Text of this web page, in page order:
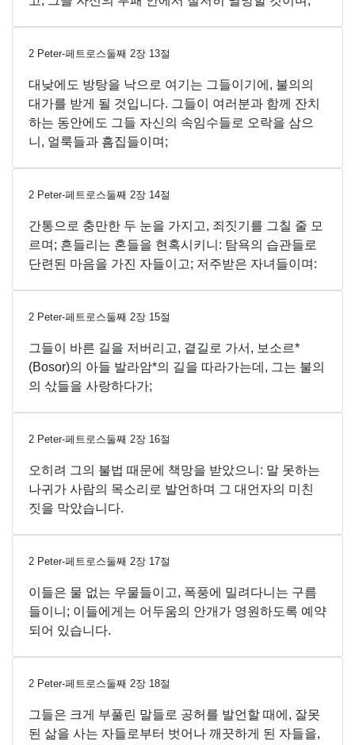
2 Peter-페트로스둘째 2장 13절
대낮에도 방탕을 낙으로 여기는 그들이기에, 불의의
대가를 받게 될 것입니다. 그들이 여러분과 함께 잔치
하는 동안에도 그들 자신의 속임수들로 오락을 삼으
니, 얼룩들과 흠집들이며;
2 Peter-페트로스둘째 2장 14절
간통으로 충만한 두 눈을 가지고, 죄짓기를 그칠 줄 모
르며; 흔들리는 혼들을 현혹시키니: 탐욕의 습관들로
단련된 마음을 가진 자들이고; 저주받은 자녀들이며:
2 Peter-페트로스둘째 2장 15절
그들이 바른 길을 저버리고, 곁길로 가서, 보소르*
(Bosor)의 아들 발라암*의 길을 따라가는데, 그는 불의
의 삯들을 사랑하다가;
2 Peter-페트로스둘째 2장 16절
오히려 그의 불법 때문에 책망을 받았으니: 말 못하는
나귀가 사람의 목소리로 발언하며 그 대언자의 미친
짓을 막았습니다.
2 Peter-페트로스둘째 2장 17절
이들은 물 없는 우물들이고, 폭풍에 밀려다니는 구름
들이니; 이들에게는 어두움의 안개가 영원하도록 예약
되어 있습니다.
2 Peter-페트로스둘째 2장 18절
그들은 크게 부풀린 말들로 공허를 발언할 때에, 잘못
된 삶을 사는 자들로부터 벗어나 깨끗하게 된 자들을,